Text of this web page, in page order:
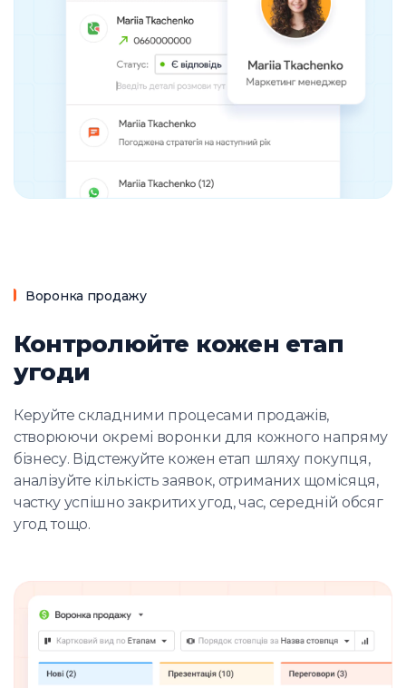
Воронка продажу
Контролюйте кожен етап
угоди
Керуйте складними процесами продажів,
створюючи окремі воронки для кожного напряму
бізнесу. Відстежуйте кожен етап шляху покупця,
аналізуйте кількість заявок, отриманих щомісяця,
частку успішно закритих угод, час, середній обсяг
угод тощо.